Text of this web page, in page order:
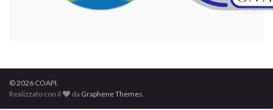
© 2026 COAPI.
Realizzato con il
da Graphene Themes.